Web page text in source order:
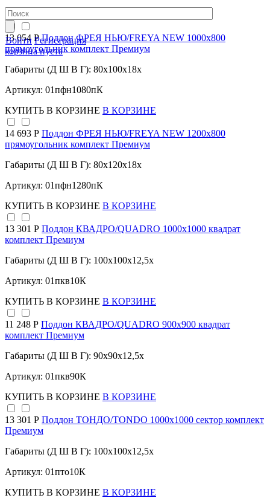
Войти Регистрация
корзина пуста
КУПИТЬ
13 054 РПоддон ФРЕЯ НЬЮ/FREYA NEW 1000х800
прямоугольник комплект Премиум
Габариты (Д Ш В Г): 80x100x18x
Артикул: 01пфн1080пК
КУПИТЬ В КОРЗИНЕ В КОРЗИНЕ
14 693 Р Поддон ФРЕЯ НЬЮ/FREYA NEW 1200х800
прямоугольник комплект Премиум
Габариты (Д Ш В Г): 80x120x18x
Артикул: 01пфн1280пК
КУПИТЬ В КОРЗИНЕ В КОРЗИНЕ
13 301 Р Поддон КВАДРО/QUADRO 1000х1000 квадрат
комплект Премиум
Габариты (Д Ш В Г): 100x100x12,5x
Артикул: 01пкв10К
КУПИТЬ В КОРЗИНЕ В КОРЗИНЕ
11 248 Р Поддон КВАДРО/QUADRO 900х900 квадрат
комплект Премиум
Габариты (Д Ш В Г): 90x90x12,5x
Артикул: 01пкв90К
КУПИТЬ В КОРЗИНЕ В КОРЗИНЕ
13 301 Р Поддон ТОНДО/TONDO 1000х1000 сектор комплект
Премиум
Габариты (Д Ш В Г): 100x100x12,5x
Артикул: 01пто10К
КУПИТЬ В КОРЗИНЕ В КОРЗИНЕ